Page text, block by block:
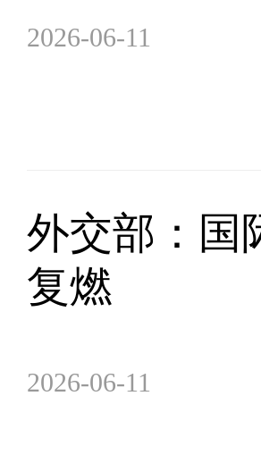
2026-06-11
外交部：国
复燃
2026-06-11